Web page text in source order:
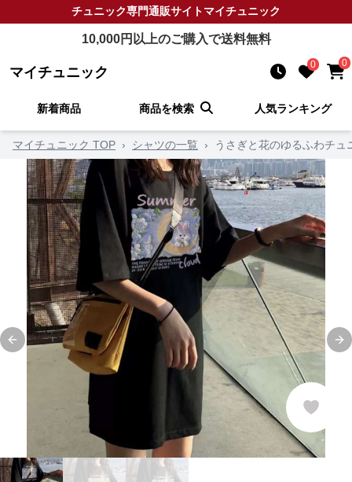
チュニック専門通販サイトマイチュニック
10,000円以上のご購入で送料無料
マイチュニック 0 0
新着商品 商品を検索 人気ランキング
マイチュニック TOP › シャツの一覧 › うさぎと花のゆるふわチュ
Previous slide